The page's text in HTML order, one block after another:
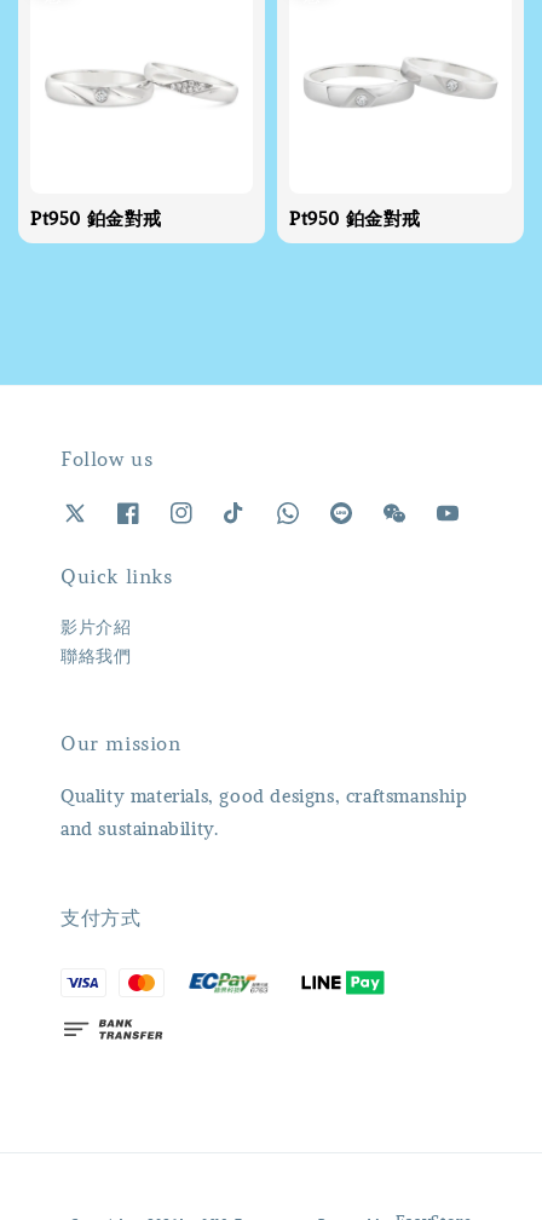
Pt950 鉑金對戒 Pt950 鉑金對戒
Follow us
Quick links
影片介紹
聯絡我們
Our mission
Quality materials, good designs, craftsmanship
and sustainability.
支付方式